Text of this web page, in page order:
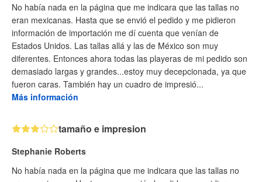
No había nada en la página que me indicara que las tallas no
eran mexicanas. Hasta que se envió el pedido y me pidieron
información de importación me dí cuenta que venían de
Estados Unidos. Las tallas allá y las de México son muy
diferentes. Entonces ahora todas las playeras de mi pedido son
demasiado largas y grandes...estoy muy decepcionada, ya que
fueron caras. También hay un cuadro de impresió...
Más información
tamaño e impresion
Stephanie Roberts
No había nada en la página que me indicara que las tallas no